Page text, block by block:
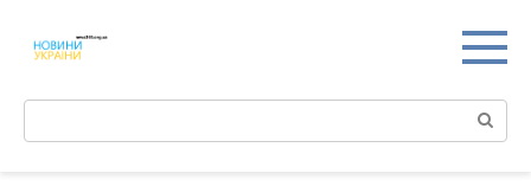
контенту
Поиск: